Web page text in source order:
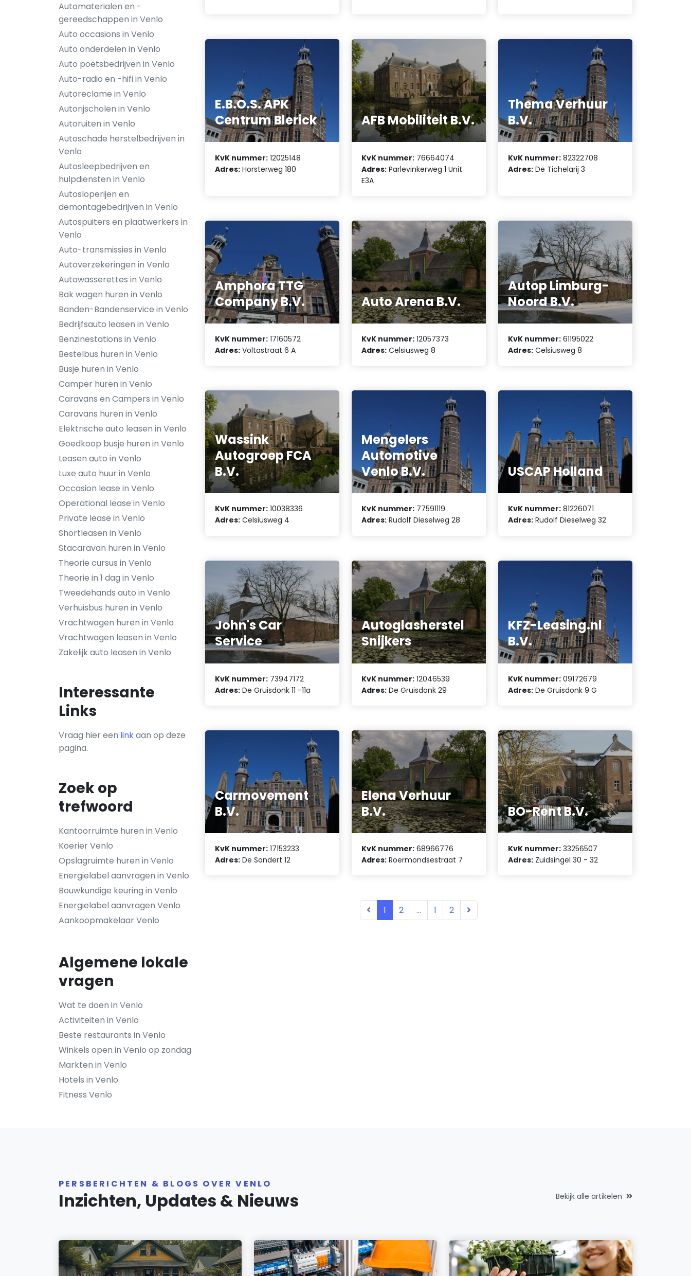
Automaterialen en -
gereedschappen in Venlo
Auto occasions in Venlo
Auto onderdelen in Venlo
Auto poetsbedrijven in Venlo
Auto-radio en -hifi in Venlo
Autoreclame in Venlo
Autorijscholen in Venlo
Autoruiten in Venlo
Autoschade herstelbedrijven in
Venlo
Autosleepbedrijven en
hulpdiensten in Venlo
Autosloperijen en
demontagebedrijven in Venlo
Autospuiters en plaatwerkers in
Venlo
Auto-transmissies in Venlo
Autoverzekeringen in Venlo
Autowasserettes in Venlo
Bak wagen huren in Venlo
Banden-Bandenservice in Venlo
Bedrijfsauto leasen in Venlo
Benzinestations in Venlo
Bestelbus huren in Venlo
Busje huren in Venlo
Camper huren in Venlo
Caravans en Campers in Venlo
Caravans huren in Venlo
Elektrische auto leasen in Venlo
Goedkoop busje huren in Venlo
Leasen auto in Venlo
Luxe auto huur in Venlo
Occasion lease in Venlo
Operational lease in Venlo
Private lease in Venlo
Shortleasen in Venlo
Stacaravan huren in Venlo
Theorie cursus in Venlo
Theorie in 1 dag in Venlo
Tweedehands auto in Venlo
Verhuisbus huren in Venlo
Vrachtwagen huren in Venlo
Vrachtwagen leasen in Venlo
Zakelijk auto leasen in Venlo
Interessante
Links
Vraag hier een linkaan op deze
pagina.
Zoek op
trefwoord
Kantoorruimte huren in Venlo
Koerier Venlo
Opslagruimte huren in Venlo
Energielabel aanvragen in Venlo
Bouwkundige keuring in Venlo
Energielabel aanvragen Venlo
Aankoopmakelaar Venlo
Algemene lokale
vragen
Wat te doen in Venlo
Activiteiten in Venlo
Beste restaurants in Venlo
Winkels open in Venlo op zondag
Markten in Venlo
Hotels in Venlo
Fitness Venlo
E.B.O.S. APK
Centrum Blerick
KvK nummer: 12025148
Adres: Horsterweg 180
AFB Mobiliteit B.V.
KvK nummer: 76664074
Adres: Parlevinkerweg 1 Unit
E3A
Thema Verhuur
B.V.
KvK nummer: 82322708
Adres: De Tichelarij 3
Amphora TTG
Company B.V.
KvK nummer: 17160572
Adres: Voltastraat 6 A
Auto Arena B.V.
KvK nummer: 12057373
Adres: Celsiusweg 8
Autop Limburg-
Noord B.V.
KvK nummer: 61195022
Adres: Celsiusweg 8
Wassink
Autogroep FCA
B.V.
KvK nummer: 10038336
Adres: Celsiusweg 4
Mengelers
Automotive
Venlo B.V.
KvK nummer: 77591119
Adres: Rudolf Dieselweg 28
USCAP Holland
KvK nummer: 81226071
Adres: Rudolf Dieselweg 32
John's Car
Service
KvK nummer: 73947172
Adres: De Gruisdonk 11 -11a
Autoglasherstel
Snijkers
KvK nummer: 12046539
Adres: De Gruisdonk 29
KFZ-Leasing.nl
B.V.
KvK nummer: 09172679
Adres: De Gruisdonk 9 G
Carmovement
B.V.
KvK nummer: 17153233
Adres: De Sondert 12
Elena Verhuur
B.V.
KvK nummer: 68966776
Adres: Roermondsestraat 7
BO-Rent B.V.
KvK nummer: 33256507
Adres: Zuidsingel 30 - 32
1 2 ... 1 2
PERSBERICHTEN & BLOGS OVER VENLO
Inzichten, Updates & Nieuws Bekijk alle artikelen